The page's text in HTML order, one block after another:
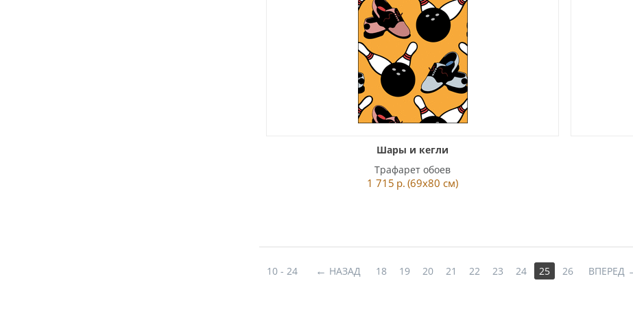
Шары и кегли
Трафарет обоев
1 715 р. (69x80 см)
10 - 24 НАЗАД 18 19 20 21 22 23 24 25 26 ВПЕРЕД